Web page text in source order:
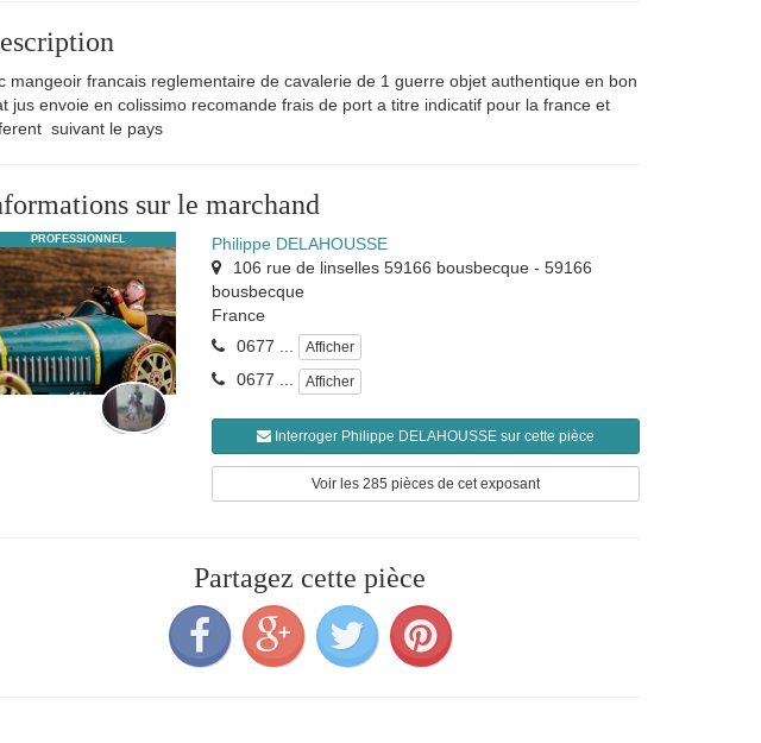
mangeoir francais reglementaire de cavalerie de 1 guerre objet authentique en bon
jus envoie en colissimo recomande frais de port a titre indicatif pour la france et
suivant le pays
sur le marchand
PROFESSIONNEL
Philippe DELAHOUSSE
106 rue de linselles 59166 bousbecque - 59166
bousbecque
France
0677 ...
Afficher
0677 ... Afficher
Interroger Philippe DELAHOUSSE sur cette pièce
Voir les 285 pièces de cet exposant
Partagez cette pièce